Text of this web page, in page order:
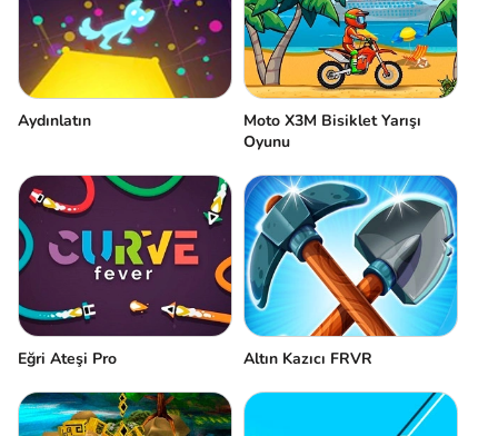
Aydınlatın
Moto X3M Bisiklet Yarışı
Oyunu
Eğri Ateşi Pro Altın Kazıcı FRVR